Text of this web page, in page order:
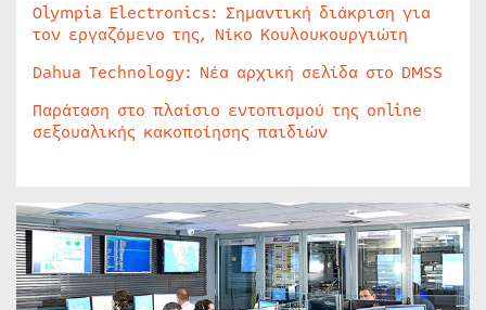
Olympia Electronics: Σημαντική διάκριση για
τον εργαζόμενο της, Νίκο Κουλουκουργιώτη
Dahua Technology: Νέα αρχική σελίδα στο DMSS
Παράταση στο πλαίσιο εντοπισμού της online
σεξουαλικής κακοποίησης παιδιών